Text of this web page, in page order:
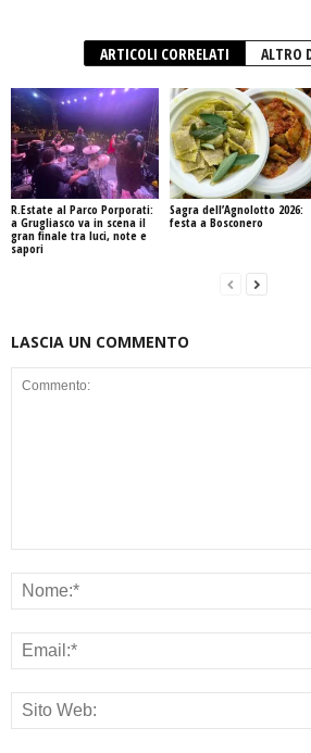
ARTICOLI CORRELATI ALTRO
R.Estate al Parco Porporati:
a Grugliasco va in scena il
gran finale tra luci, note e
sapori
Sagra dell’Agnolotto 2026:
festa a Bosconero
LASCIA UN COMMENTO